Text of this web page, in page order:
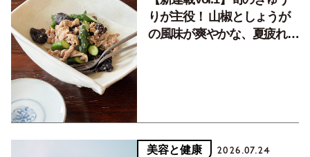
りが主役！ 山椒としょうが
の風味が爽やかな、夏疲れを
美容と健康 2026.07.24